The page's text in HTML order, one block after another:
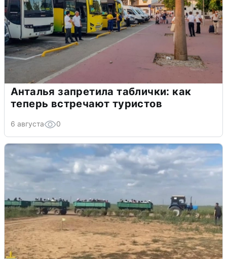
Анталья запретила таблички: как
теперь встречают туристов
6 августа 0